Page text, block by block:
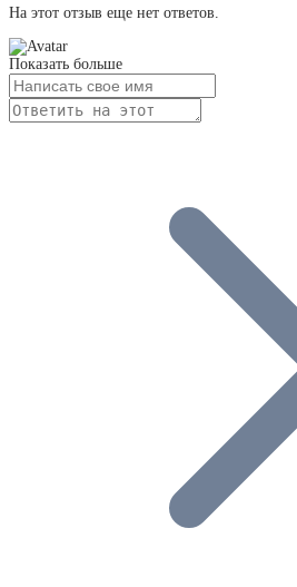
На этот отзыв еще нет ответов.
Показать больше